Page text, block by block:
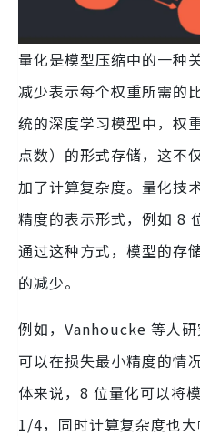
量化是模型压缩中的一种
减少表示每个权重所需的
统的深度学习模型中，权
点数）的形式存储，这不
加了计算复杂度。量化技
精度的表示形式，例如 8
通过这种方式，模型的存
的减少。
例如，Vanhoucke 等人
可以在损失最小精度的情
体来说，8 位量化可以将
1/4，同时计算复杂度也